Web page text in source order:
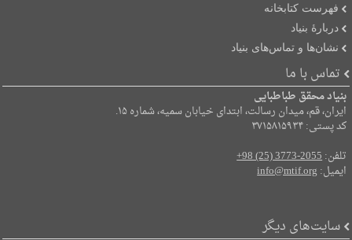
فهرست کتابخانه
دربارۀ بنیاد
نشان‌ها و تماس‌های بنیاد
تماس با ما
بنیاد محقق طباطبایی
ایران، قم، میدان رسالت، ابتدای خیابان سمیه، شماره ۱۵.
کد پستی: ۳۷۱۵۸۱۵۹۳۴
تلفن:+98 (25) 3773-2055
ایمیل:info@mtif.org
سایت‌های دیگر